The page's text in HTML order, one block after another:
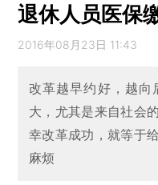
退休人员医保
2016年08月23日 11:43
改革越早约好，越向
大，尤其是来自社会
幸改革成功，就等于
麻烦